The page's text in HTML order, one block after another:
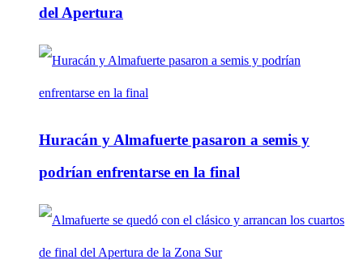
del Apertura
Huracán y Almafuerte pasaron a semis y
podrían enfrentarse en la final